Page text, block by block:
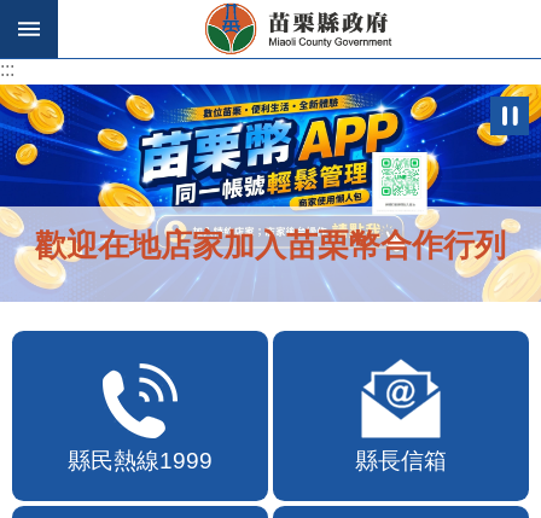
跳到主要內容區塊
:::
:::
歡迎在地店家加入苗栗幣合作行列
縣民熱線1999 縣長信箱